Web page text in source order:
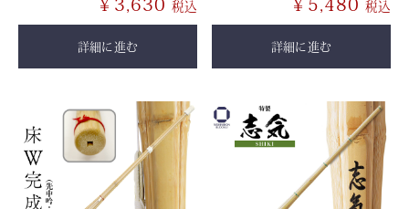
詳細に進む 詳細に進む